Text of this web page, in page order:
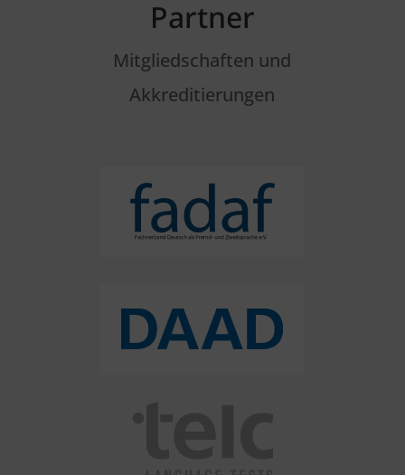
Partner
Mitgliedschaften und
Akkreditierungen